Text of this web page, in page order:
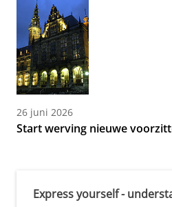
26 juni 2026
Start werving nieuwe
Express yourself -